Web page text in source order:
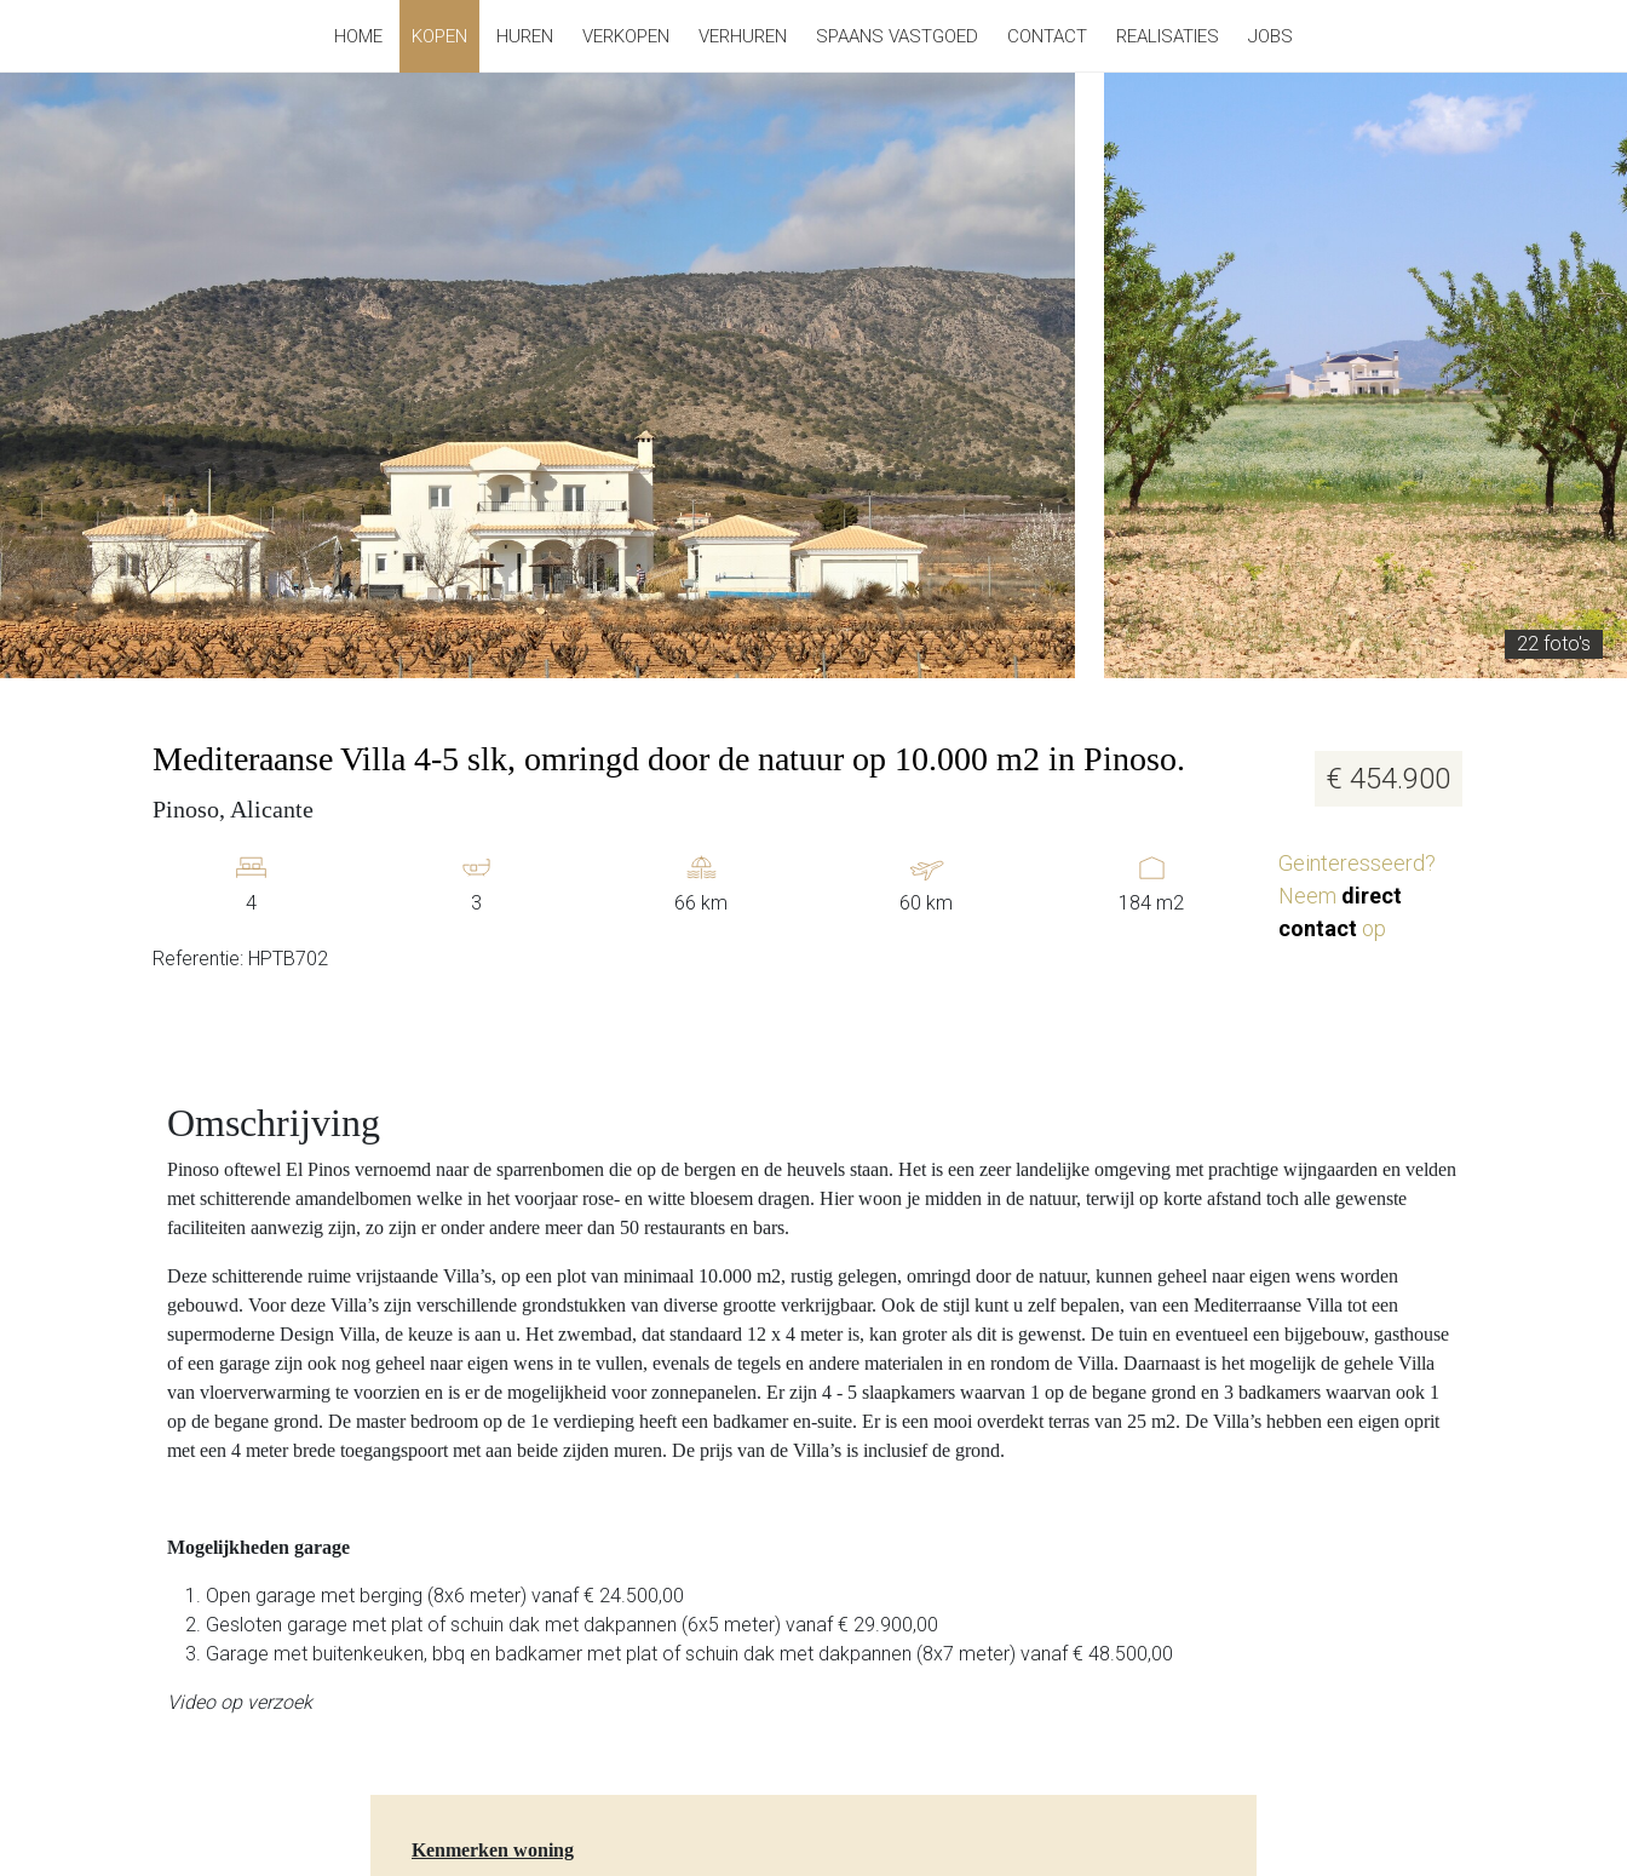
HOME KOPEN HUREN VERKOPEN VERHUREN SPAANS VASTGOED CONTACT REALISATIES JOBS
22 foto's
Mediteraanse Villa 4-5 slk, omringd door de natuur op 10.000 m2 in Pinoso.
Pinoso, Alicante
€ 454.900
4 3 66 km 60 km 184 m2
Geinteresseerd?
Neem direct
contact op
Referentie: HPTB702
Omschrijving
Pinoso oftewel El Pinos vernoemd naar de sparrenbomen die op de bergen en de heuvels staan. Het is een zeer landelijke omgeving met prachtige wijngaarden en velden
met schitterende amandelbomen welke in het voorjaar rose- en witte bloesem dragen. Hier woon je midden in de natuur, terwijl op korte afstand toch alle gewenste
faciliteiten aanwezig zijn, zo zijn er onder andere meer dan 50 restaurants en bars.
Deze schitterende ruime vrijstaande Villa’s, op een plot van minimaal 10.000 m2, rustig gelegen, omringd door de natuur, kunnen geheel naar eigen wens worden
gebouwd. Voor deze Villa’s zijn verschillende grondstukken van diverse grootte verkrijgbaar. Ook de stijl kunt u zelf bepalen, van een Mediterraanse Villa tot een
supermoderne Design Villa, de keuze is aan u. Het zwembad, dat standaard 12 x 4 meter is, kan groter als dit is gewenst. De tuin en eventueel een bijgebouw, gasthouse
of een garage zijn ook nog geheel naar eigen wens in te vullen, evenals de tegels en andere materialen in en rondom de Villa. Daarnaast is het mogelijk de gehele Villa
van vloerverwarming te voorzien en is er de mogelijkheid voor zonnepanelen. Er zijn 4 - 5 slaapkamers waarvan 1 op de begane grond en 3 badkamers waarvan ook 1
op de begane grond. De master bedroom op de 1e verdieping heeft een badkamer en-suite. Er is een mooi overdekt terras van 25 m2. De Villa’s hebben een eigen oprit
met een 4 meter brede toegangspoort met aan beide zijden muren. De prijs van de Villa’s is inclusief de grond.
Mogelijkheden garage
Open garage met berging (8x6 meter) vanaf € 24.500,00
Gesloten garage met plat of schuin dak met dakpannen (6x5 meter) vanaf € 29.900,00
Garage met buitenkeuken, bbq en badkamer met plat of schuin dak met dakpannen (8x7 meter) vanaf € 48.500,00
Video op verzoek
Kenmerken woning